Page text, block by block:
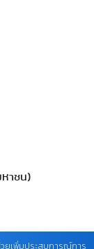
หาชน)
วยเพิ่มประสบการณ์การ